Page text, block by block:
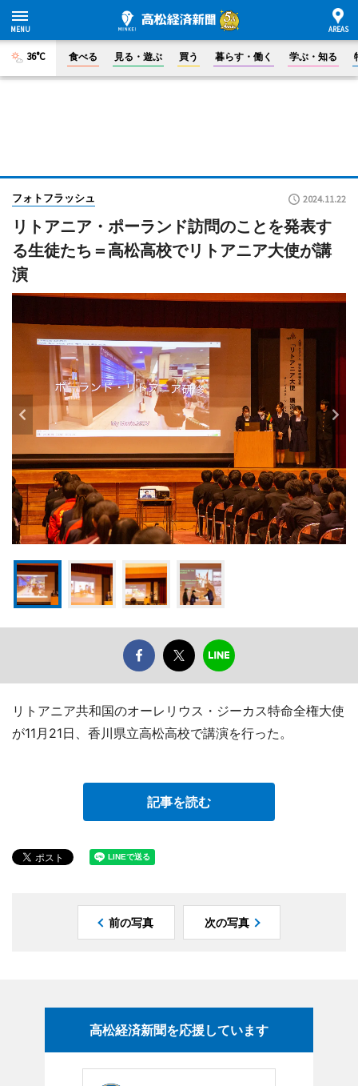
36°C 食べる 見る・遊ぶ 買う 暮らす・働く 学ぶ・知る
フォトフラッシュ 2024.11.22
リトアニア・ポーランド訪問のことを発表す
る生徒たち＝高松高校でリトアニア大使が講
演
リトアニア共和国のオーレリウス・ジーカス特命全権大使
が11月21日、香川県立高松高校で講演を行った。
記事を読む
前の写真 次の写真
高松経済新聞を応援しています